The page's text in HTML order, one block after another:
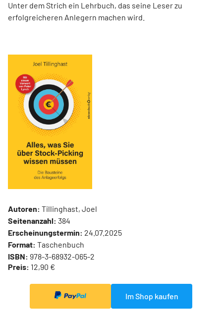
Unter dem Strich ein Lehrbuch, das seine Leser zu
erfolgreicheren Anlegern machen wird.
Autoren: Tillinghast, Joel
Seitenanzahl: 384
Erscheinungstermin: 24.07.2025
Format: Taschenbuch
ISBN: 978-3-68932-065-2
Preis: 12,90 €
Im Shop kaufen